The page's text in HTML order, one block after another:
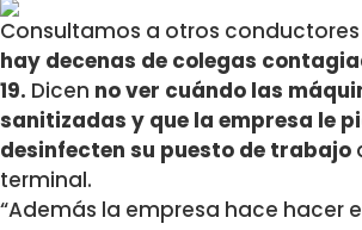
Consultamos a otros
hay decenas de colegas
19. Dicen no ver cuándo las
sanitizadas y que la empresa le
desinfecten su puesto de trabajo
terminal.
“Además la empresa hace hacer